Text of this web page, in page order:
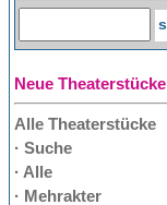
Neue Theaterstücke
Alle Theaterstücke
· Suche
· Alle
· Mehrakter